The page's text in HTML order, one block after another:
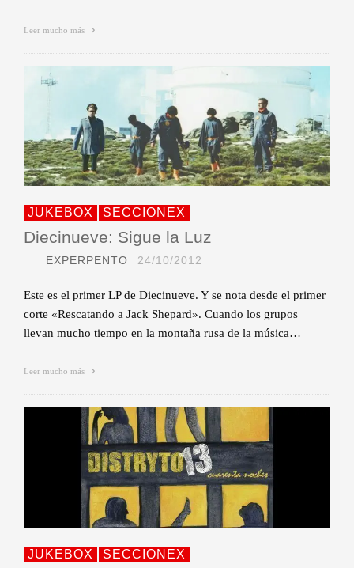
Leer mucho más
JUKEBOX SECCIONEX
Diecinueve: Sigue la Luz
EXPERPENTO 24/10/2012
Este es el primer LP de Diecinueve. Y se nota desde el primer
corte «Rescatando a Jack Shepard». Cuando los grupos
llevan mucho tiempo en la montaña rusa de la música…
Leer mucho más
JUKEBOX SECCIONEX